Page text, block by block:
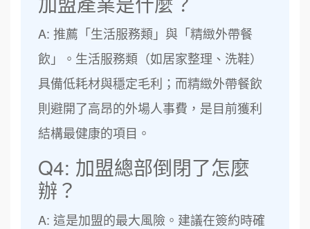
A: 推薦「生活服務類」與「精緻外帶餐
飲」。生活服務類（如居家整理、洗鞋）
具備低耗材與穩定毛利；而精緻外帶餐飲
則避開了高昂的外場人事費，是目前獲利
結構最健康的項目。
Q4: 加盟總部倒閉了怎麼
辦？
A: 這是加盟的最大風險。建議在簽約時確